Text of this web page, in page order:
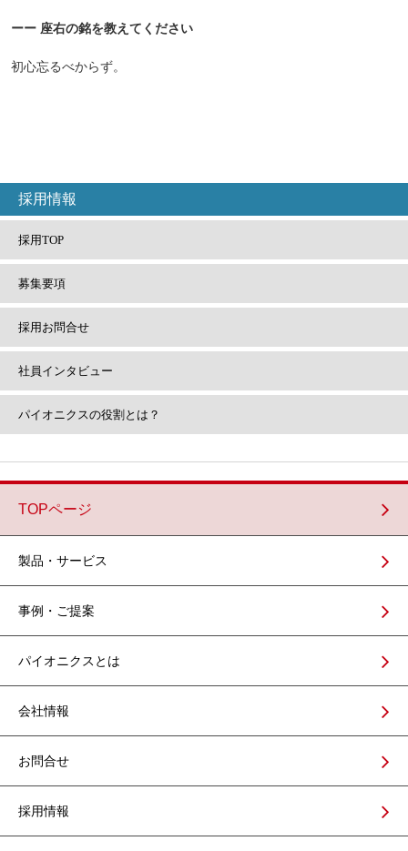
ーー 座右の銘を教えてください
初心忘るべからず。
採用情報
採用TOP
募集要項
採用 お問合せ
社員 インタビュー
パイオニクスの役割とは？
TOPページ
製品・サービス
事例・ご提案
パイオニクスとは
会社情報
お問合せ
採用情報